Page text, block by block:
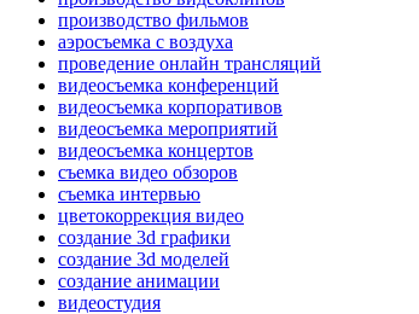
производство фильмов
аэросъемка с воздуха
проведение онлайн трансляций
видеосъемка конференций
видеосъемка корпоративов
видеосъемка мероприятий
видеосъемка концертов
съемка видео обзоров
съемка интервью
цветокоррекция видео
создание 3d графики
создание 3d моделей
создание анимации
видеостудия